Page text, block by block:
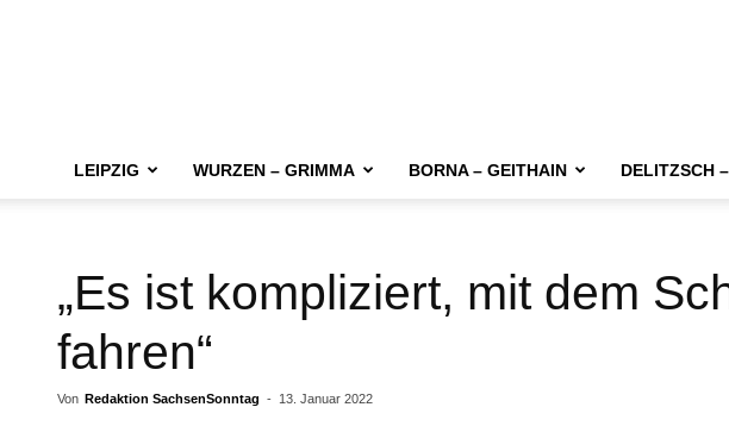
LEIPZIG WURZEN – GRIMMA BORNA – GEITHAIN DELITZSCH
„Es ist kompliziert, mit dem
fahren“
Von Redaktion SachsenSonntag - 13. Januar 2022